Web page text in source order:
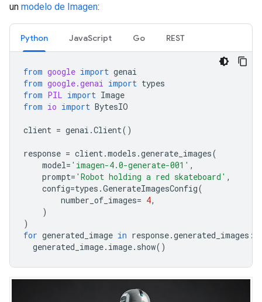
un modelo de Imagen:
Python JavaScript Go REST
from google import genai
from google.genai import types
from PIL import Image
from io import BytesIO
client = genai .Client()
response = client.models .generate_images(
model= 'imagen-4.0-generate-001' ,
prompt= 'Robot holding a red skateboard' ,
config=types .GenerateImagesConfig(
number_of_images= 4,
)
)
for generated_image in response.generated_images :
generated_image. image. show()